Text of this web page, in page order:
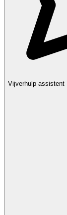
Vijverhulp assistent